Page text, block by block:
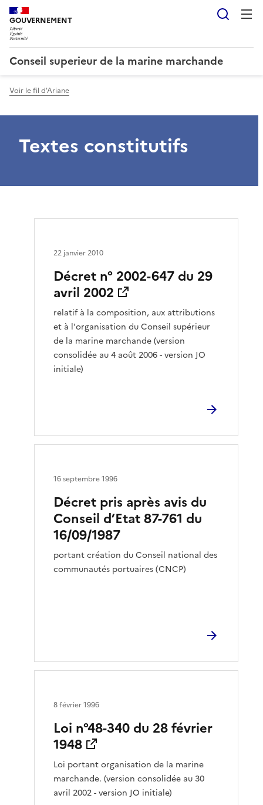
GOUVERNEMENT
Conseil superieur de la marine marchande
Voir le fil d'Ariane
Textes constitutifs
Décret n° 2002-647 du 29
avril 2002
relatif à la composition, aux attributions
et à l'organisation du Conseil supérieur
de la marine marchande (version
consolidée au 4 août 2006 - version JO
initiale)
22 janvier 2010
Décret pris après avis du
Conseil d’Etat 87-761 du
16/09/1987
portant création du Conseil national des
communautés portuaires (CNCP)
16 septembre 1996
Loi n°48-340 du 28 février
1948
Loi portant organisation de la marine
marchande. (version consolidée au 30
avril 2002 - version JO initiale)
8 février 1996